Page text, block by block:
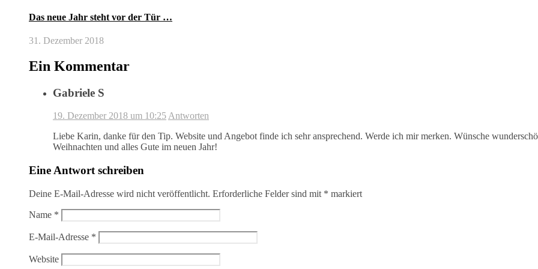
Das neue Jahr steht vor der Tür …
31. Dezember 2018
Ein Kommentar
Gabriele S
19. Dezember 2018 um 10:25 Antworten
Liebe Karin, danke für den Tip. Website und Angebot finde ich sehr ansprechend. Werde ich mir merken. Wünsche
Weihnachten und alles Gute im neuen Jahr!
Eine Antwort schreiben
Deine E-Mail-Adresse wird nicht veröffentlicht. Erforderliche Felder sind mit * markiert
Name *
E-Mail-Adresse *
Website